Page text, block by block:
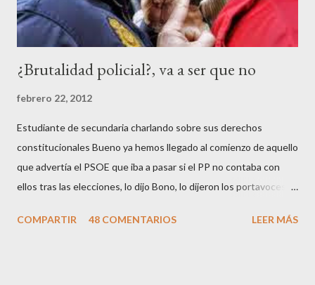
n
t
i¿Brutalidad policial?, va a ser que no
febrero 22, 2012
Estudiante de secundaria charlando sobre sus derechos
constitucionales Bueno ya hemos llegado al comienzo de aquello
que advertía el PSOE que iba a pasar si el PP no contaba con
ellos tras las elecciones, lo dijo Bono, lo dijeron los portavoces
los okupas, los red skins, los sharps o los anarcos porque a estos
COMPARTIR 48 COMENTARIOS LEER MÁS